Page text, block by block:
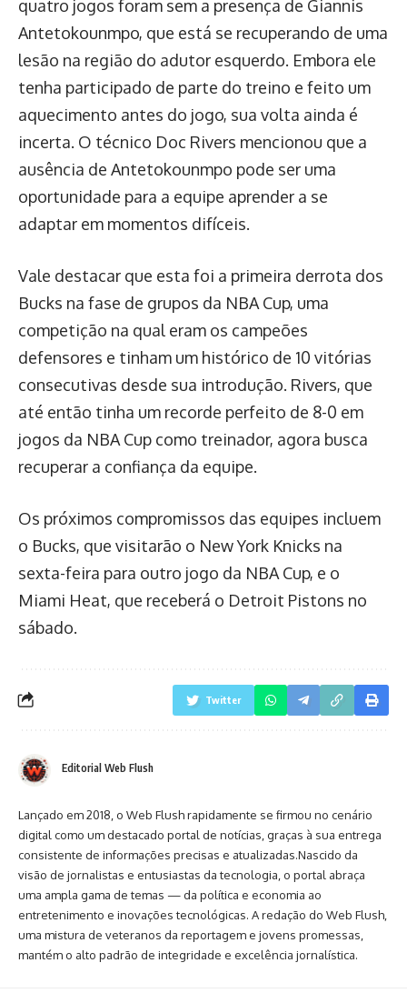
quatro jogos foram sem a presença de Giannis
Antetokounmpo, que está se recuperando de uma
lesão na região do adutor esquerdo. Embora ele
tenha participado de parte do treino e feito um
aquecimento antes do jogo, sua volta ainda é
incerta. O técnico Doc Rivers mencionou que a
ausência de Antetokounmpo pode ser uma
oportunidade para a equipe aprender a se
adaptar em momentos difíceis.
Vale destacar que esta foi a primeira derrota dos
Bucks na fase de grupos da NBA Cup, uma
competição na qual eram os campeões
defensores e tinham um histórico de 10 vitórias
consecutivas desde sua introdução. Rivers, que
até então tinha um recorde perfeito de 8-0 em
jogos da NBA Cup como treinador, agora busca
recuperar a confiança da equipe.
Os próximos compromissos das equipes incluem
o Bucks, que visitarão o New York Knicks na
sexta-feira para outro jogo da NBA Cup, e o
Miami Heat, que receberá o Detroit Pistons no
sábado.
Twitter
Editorial Web Flush
Lançado em 2018, o Web Flush rapidamente se firmou no cenário
digital como um destacado portal de notícias, graças à sua entrega
consistente de informações precisas e atualizadas.Nascido da
visão de jornalistas e entusiastas da tecnologia, o portal abraça
uma ampla gama de temas — da política e economia ao
entretenimento e inovações tecnológicas. A redação do Web Flush,
uma mistura de veteranos da reportagem e jovens promessas,
mantém o alto padrão de integridade e excelência jornalística.